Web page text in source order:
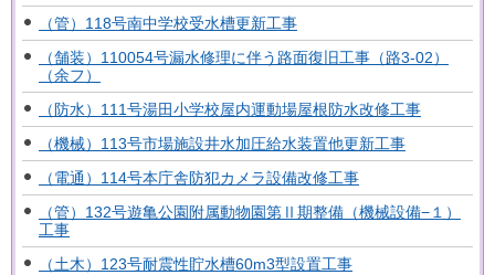
（管）118号南中学校受水槽更新工事
（舗装）110054号漏水修理に伴う路面復旧工事（路3-02）
（余フ）
（防水）111号湯田小学校屋内運動場屋根防水改修工事
（機械）113号市場施設井水加圧給水装置他更新工事
（電通）114号本庁舎防犯カメラ設備改修工事
（管）132号遊亀公園附属動物園第Ⅱ期整備（機械設備−１）
工事
（土木）123号耐震性貯水槽60m3型設置工事